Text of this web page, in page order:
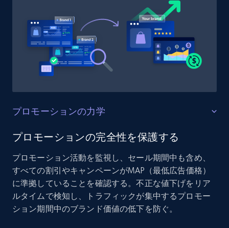
プロモーションの力学
プロモーションの完全性を保護する
プロモーション活動を監視し、セール期間中も含め、
すべての割引やキャンペーンがMAP（最低広告価格）
に準拠していることを確認する。不正な値下げをリア
ルタイムで検知し、トラフィックが集中するプロモー
ション期間中のブランド価値の低下を防ぐ。